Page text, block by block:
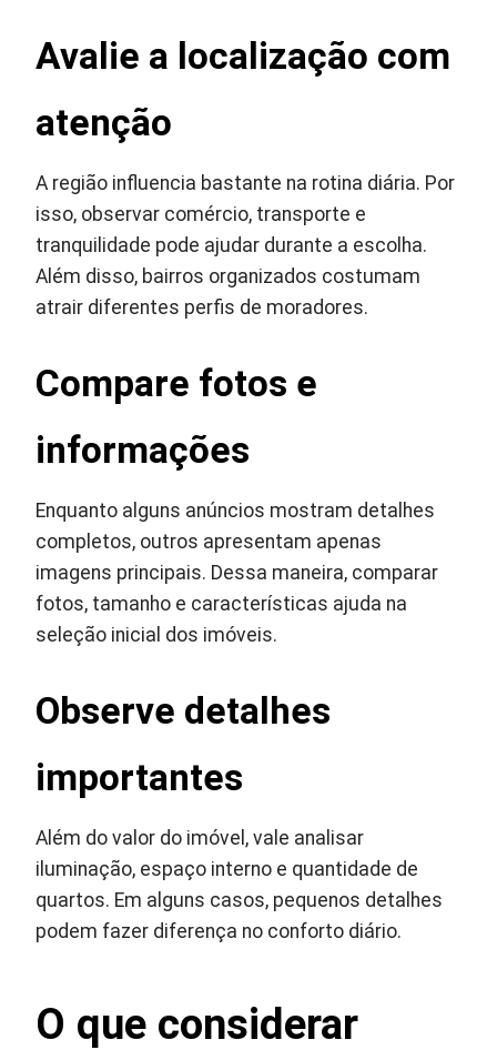
Avalie a localização com
atenção
A região influencia bastante na rotina diária. Por
isso, observar comércio, transporte e
tranquilidade pode ajudar durante a escolha.
Além disso, bairros organizados costumam
atrair diferentes perfis de moradores.
Compare fotos e
informações
Enquanto alguns anúncios mostram detalhes
completos, outros apresentam apenas
imagens principais. Dessa maneira, comparar
fotos, tamanho e características ajuda na
seleção inicial dos imóveis.
Observe detalhes
importantes
Além do valor do imóvel, vale analisar
iluminação, espaço interno e quantidade de
quartos. Em alguns casos, pequenos detalhes
podem fazer diferença no conforto diário.
O que considerar